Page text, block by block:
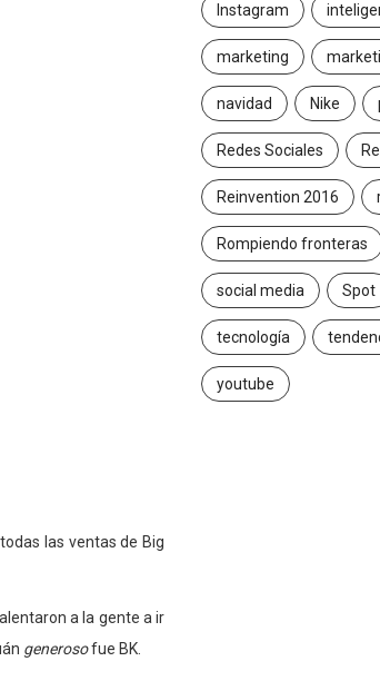
las ventas de Big
a la gente a ir
generosofue BK.
Instagram
marketing
navidad Nike
Redes Sociales
Reinvention 2016
Rompiendo fronteras
social media Spot
tecnología
youtube